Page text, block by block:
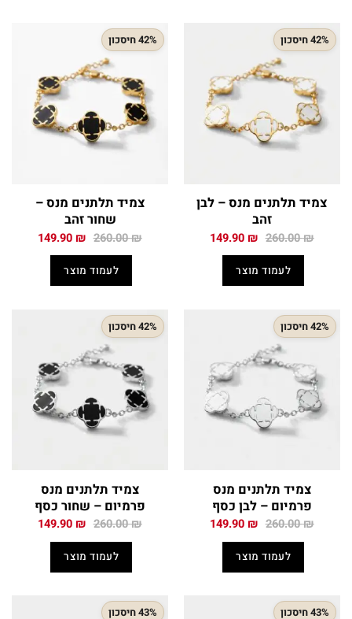
42% חיסכון
צמיד תלתנים מנס – לבן
זהב
260.00₪ המחיר
260.00 ₪.
149.90 ₪ המחיר
לעמוד מוצר
42% חיסכון
צמיד תלתנים מנס –
שחור זהב
260.00₪ המחיר
260.00 ₪.
149.90 ₪ המחיר
לעמוד מוצר
42% חיסכון
צמיד תלתנים מנס
פרמיום – לבן כסף
260.00₪ המחיר
260.00 ₪.
149.90 ₪ המחיר
לעמוד מוצר
42% חיסכון
צמיד תלתנים מנס
פרמיום – שחור כסף
260.00₪ המחיר
260.00 ₪.
149.90 ₪ המחיר
לעמוד מוצר
43% חיסכון 43% חיסכון